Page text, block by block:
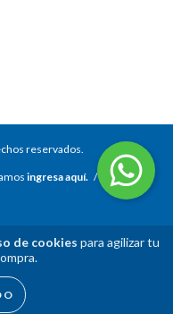
de cookies para agilizar tu
reservados.
ingresa aquí. /
Botón de